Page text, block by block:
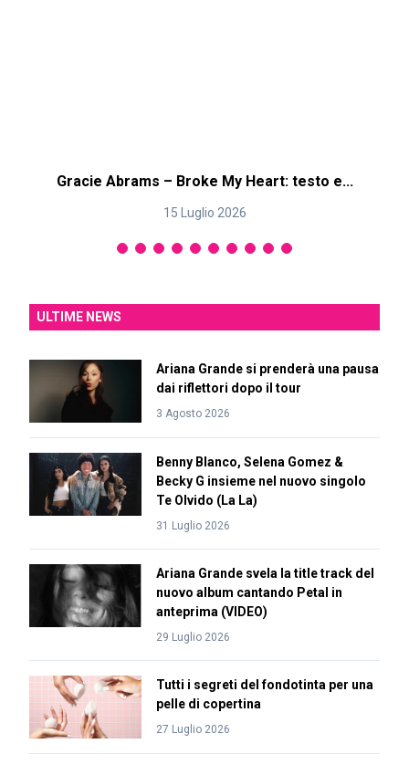
Gracie Abrams – Broke My Heart: testo e...
15 Luglio 2026
ULTIME NEWS
Ariana Grande si prenderà una pausa
dai riflettori dopo il tour
3 Agosto 2026
Benny Blanco, Selena Gomez &
Becky G insieme nel nuovo singolo
Te Olvido (La La)
31 Luglio 2026
Ariana Grande svela la title track del
nuovo album cantando Petal in
anteprima (VIDEO)
29 Luglio 2026
Tutti i segreti del fondotinta per una
pelle di copertina
27 Luglio 2026